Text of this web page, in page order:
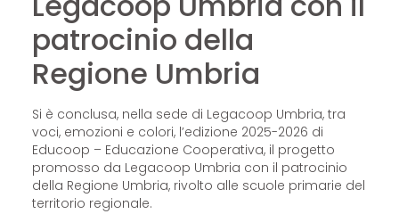
patrocinio della
Regione Umbria
Si è conclusa, nella sede di Legacoop Umbria, tra
voci, emozioni e colori, l’edizione 2025-2026 di
Educoop – Educazione Cooperativa, il progetto
promosso da Legacoop Umbria con il patrocinio
della Regione Umbria, rivolto alle scuole primarie del
territorio regionale.